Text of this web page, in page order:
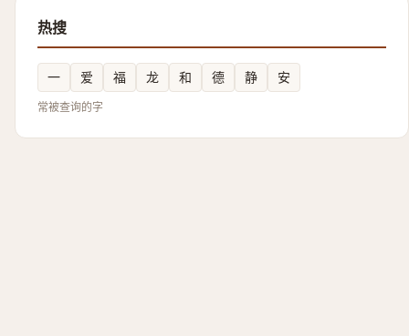
热搜
一 爱 福 龙 和 德 静 安
常被查询的字